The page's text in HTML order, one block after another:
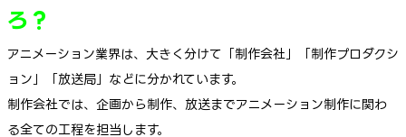
ろ？
アニメーション業界は、大きく分けて「制作会社」「制作プロダクシ
ョン」「放送局」などに分かれています。
制作会社では、企画から制作、放送までアニメーション制作に関わ
る全ての工程を担当します。